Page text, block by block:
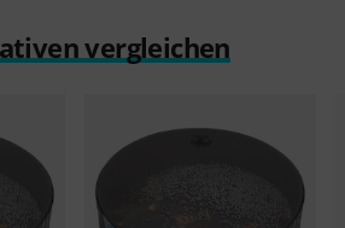
vergleichen